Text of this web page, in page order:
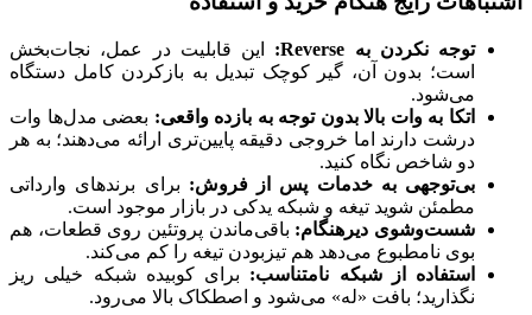
توجه نکردن به Reverse:
این قابلیت در عمل، نجات‌بخش
است؛ بدون آن، گیر کوچک تبدیل به بازکردن کامل دستگاه
می‌شود.
اتکا به وات بالا بدون توجه به بازده واقعی: بعضی مدل‌ها وات
درشت دارند اما خروجی دقیقه پایین‌تری ارائه می‌دهند؛ به هر
دو شاخص نگاه کنید.
بی‌توجهی به خدمات پس از فروش: برای برندهای وارداتی
مطمئن شوید تیغه و شبکه یدکی در بازار موجود است.
شست‌وشوی دیرهنگام: باقی‌ماندن پروتئین روی قطعات، هم
بوی نامطبوع می‌دهد هم تیزبودن تیغه را کم می‌کند.
استفاده از شبکه نامتناسب: برای کوبیده شبکه خیلی ریز
نگذارید؛ بافت «له» می‌شود و اصطکاک بالا می‌رود.